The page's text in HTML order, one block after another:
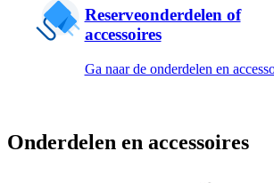
Reserveonderdelen of
accessoires
Ga naar de onderdelen en
Onderdelen en accessoires